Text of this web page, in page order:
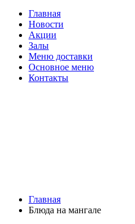
Главная
Новости
Акции
Залы
Меню доставки
Основное меню
Контакты
Главная
Блюда на мангале